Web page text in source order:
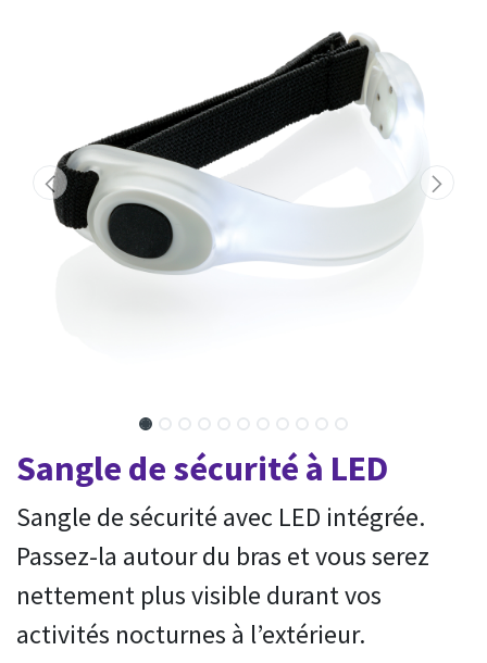
Sangle de sécurité à LED
Sangle de sécurité avec LED intégrée.
Passez-la autour du bras et vous serez
nettement plus visible durant vos
activités nocturnes à l’extérieur.